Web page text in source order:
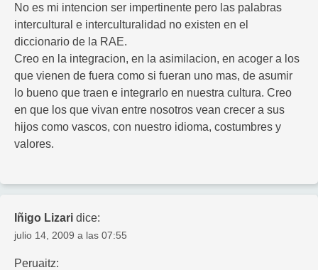
No es mi intencion ser impertinente pero las palabras
intercultural e interculturalidad no existen en el
diccionario de la RAE.
Creo en la integracion, en la asimilacion, en acoger a los
que vienen de fuera como si fueran uno mas, de asumir
lo bueno que traen e integrarlo en nuestra cultura. Creo
en que los que vivan entre nosotros vean crecer a sus
hijos como vascos, con nuestro idioma, costumbres y
valores.
Iñigo Lizari dice:
julio 14, 2009 a las 07:55
Peruaitz: